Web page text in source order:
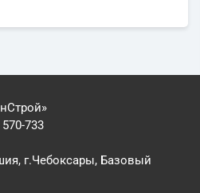
733
г.Чебоксары, Базовый